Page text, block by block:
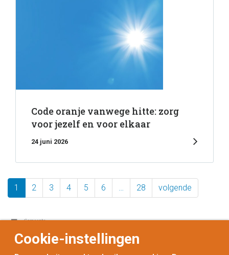
Code oranje vanwege hitte: zorg
voor jezelf en voor elkaar
24 juni 2026
1 2 3 4 5 6 … 28 volgende
Cookie-instellingen